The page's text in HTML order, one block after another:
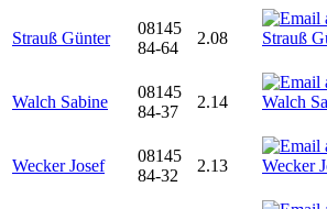
Strauß Günter
08145
84-64
2.08
Walch Sabine
08145
84-37
2.14
Wecker Josef
08145
84-32
2.13